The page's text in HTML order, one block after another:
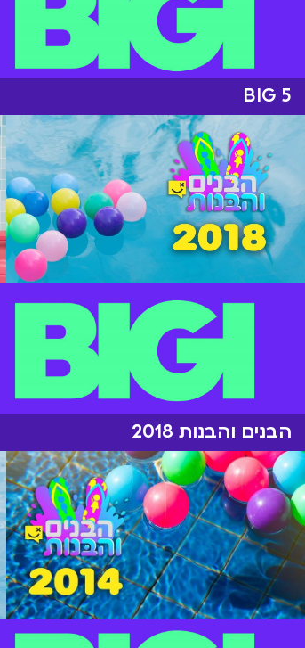
BIG 5
הבנים והבנות 2018